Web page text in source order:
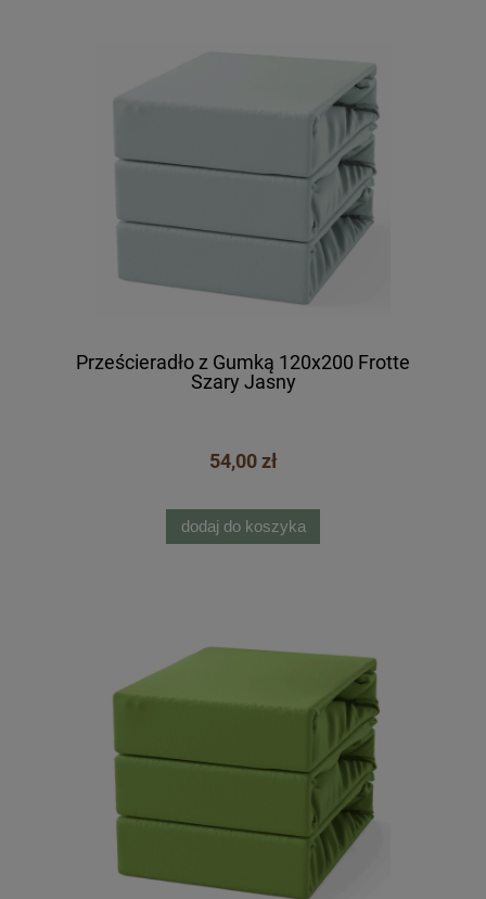
Prześcieradło z Gumką 120x200 Frotte
Szary Jasny
54,00 zł
dodaj do koszyka